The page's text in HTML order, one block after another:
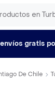
envíos gratis
De Chile